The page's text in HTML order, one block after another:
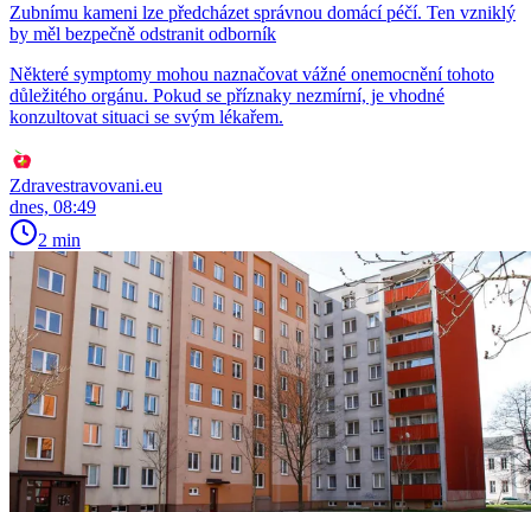
Zubnímu kameni lze předcházet správnou domácí péčí. Ten vzniklý
by měl bezpečně odstranit odborník
Některé symptomy mohou naznačovat vážné onemocnění tohoto
důležitého orgánu. Pokud se příznaky nezmírní, je vhodné
konzultovat situaci se svým lékařem.
Zdravestravovani.eu
dnes, 08:49
2 min